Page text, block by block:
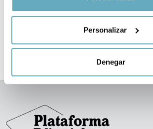
geográfica que puede tener una
Identificar su dispositivo
sección de datos
consentimiento en cualquier momento
Personalizar
Denegar